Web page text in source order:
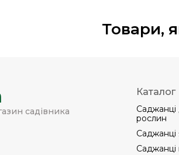
Товари,
садівника
Каталог
Саджанці
рослин
Саджанці